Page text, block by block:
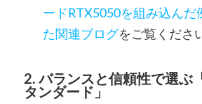
ードRTX5050を組み込んだ
た関連ブログをご覧くださ
2. バランスと信頼性で選ぶ
タンダード」